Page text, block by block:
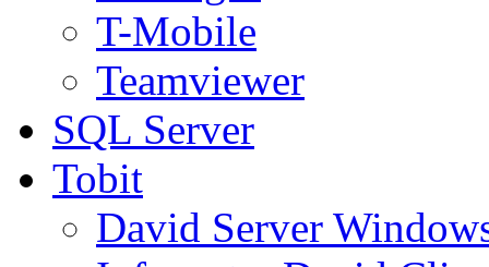
T-Mobile
Teamviewer
SQL Server
Tobit
David Server